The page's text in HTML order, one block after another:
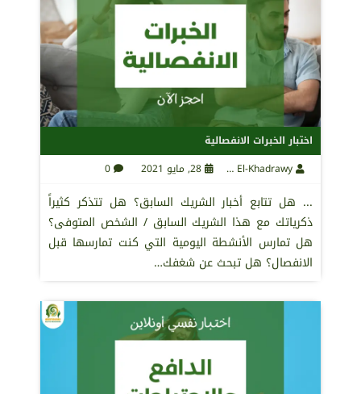
اختبار الخبرات الانفصالية
28, مايو 2021 0
... هل تتابع أخبار الشريك السابق؟ هل تتذكر كثيراً
ذكرياتك مع هذا الشريك السابق / الشخص المتوفى؟
هل تمارس الأنشطة اليومية التي كنت تمارسها قبل
الانفصال؟ هل تبحث عن شغفك…